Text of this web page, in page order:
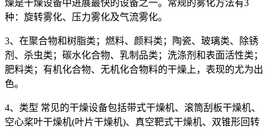
燥是干燥设备中进展最快的设备之一。常规的雾化方法有3
种：旋转雾化、压力雾化及气流雾化。
3、在聚合物和树脂类；燃料、颜料类；陶瓷、玻璃类、除锈
剂、杀虫类；碳水化合物、乳制品类；洗涤剂和表面活性类；
肥料类；有机化合物、无机化合物料的干燥上，表现的尤为出
色。
4、类型 常见的干燥设备包括带式干燥机、滚筒刮板干燥机、
空心桨叶干燥机(叶片干燥机)、真空靶式干燥机、双锥形回转